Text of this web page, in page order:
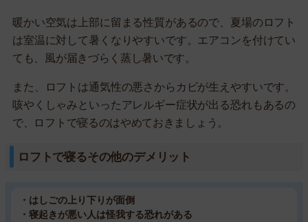
暖かい空気は上部に留まる性質があるので、夏場のロフト
は室温に対して暑くなりやすいです。エアコンを付けてい
ても、風が届きづらく蒸し暑いです。
また、ロフトは通気性の悪さからカビが生えやすいです。
咳やくしゃみといったアレルギー症状が出る恐れもあるの
で、ロフトで寝るのはやめておきましょう。
ロフトで寝るその他のデメリット
・はしごの上り下りが面倒
・寝起きが悪い人は怪我する恐れがある